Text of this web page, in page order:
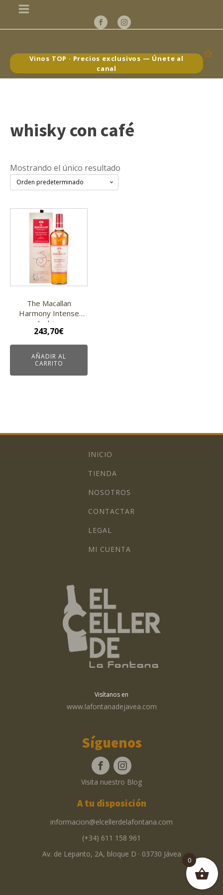
Vinos TOP · Precios exclusivos — Únete al
canal
whisky con café
Mostrando el único resultado
The Macallan
Harmony Intense
Arabica
243,70€
AÑADIR AL
CARRITO
INICIO
TIENDA
NOSOTROS
CONTACTAR
LEGAL
MI CUENTA
Visítanos en
www.lafontanadejavea.com
Síguenos
Visita nuestro Blog
A tu disposición
informacion@elcellerdelafontana.com
(+34) 611 158 961
Av. de Lepanto, 2A, bloque D · 03730 Jávea
0